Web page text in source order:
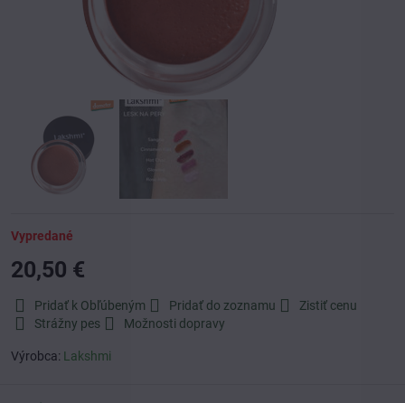
Vypredané
20,50 €
Pridať k Obľúbeným Pridať do zoznamu
Zistiť cenu
Strážny pes
Možnosti dopravy
Výrobca: Lakshmi